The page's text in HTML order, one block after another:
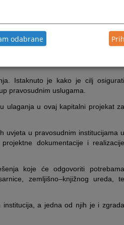
Marije Buhač, ministra financija
predsjednika Kantonalnog suda u
Konjica Osmana Ćatića.
institucije, a loši uvjeti rada
lokacija sa postojećim objektom
Istaknuto je kako je cilj osigurati
pravosudnim uslugama.
ulaganja u ovaj kapitalni projekat za
uvjeta u pravosudnim institucijama u
dokumentacije i realizacije
koje će odgovoriti potrebama
zemljišno–knjižnog ureda, te
a jedna od njih je i zgrada
odabrane